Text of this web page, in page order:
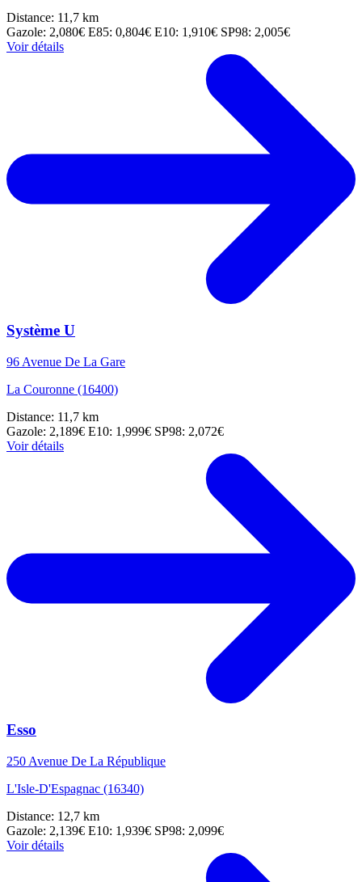
Distance: 11,7 km
Gazole: 2,080€ E85: 0,804€ E10: 1,910€ SP98: 2,005€
Voir détails
Système U
96 Avenue De La Gare
La Couronne (16400)
Distance: 11,7 km
Gazole: 2,189€ E10: 1,999€ SP98: 2,072€
Voir détails
Esso
250 Avenue De La République
L'Isle-D'Espagnac (16340)
Distance: 12,7 km
Gazole: 2,139€ E10: 1,939€ SP98: 2,099€
Voir détails